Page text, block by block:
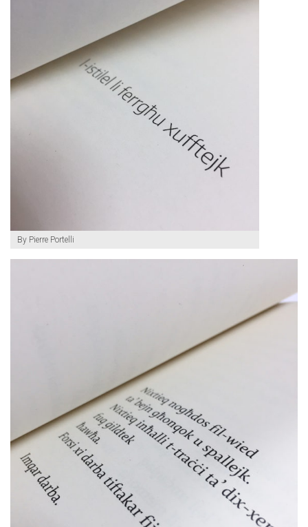
By Pierre Portelli